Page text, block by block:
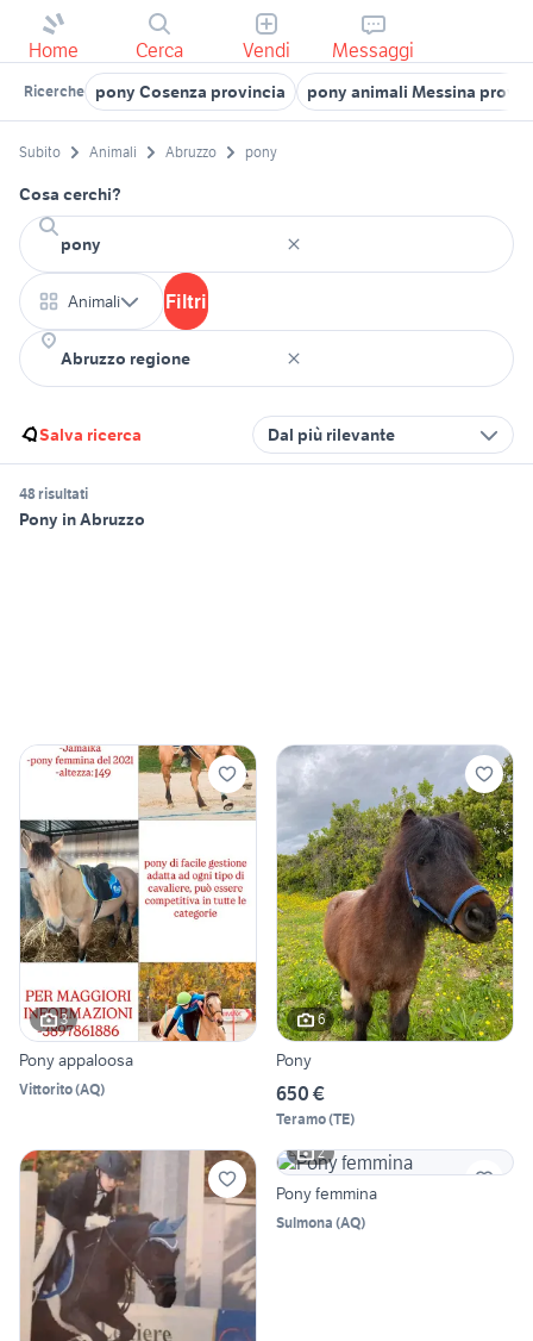
Home Cerca Vendi Messaggi
Ricerche pony Cosenza provincia pony animali Messina
Subito Animali Abruzzo pony
Cosa cerchi?
Animali Filtri
Salva ricerca Dal più rilevante
48 risultati
Pony in Abruzzo
3
Pony appaloosa
Vittorito(AQ)
6
Pony
650 €
Teramo(TE)
2
Pony femmina
Sulmona (AQ)